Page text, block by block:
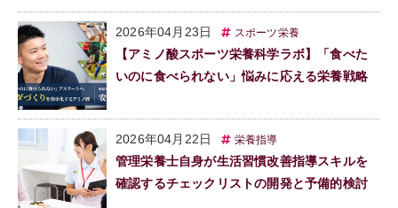
2026年04月23日 スポーツ栄養
【アミノ酸スポーツ栄養科学ラボ】「食べた
いのに食べられない」悩みに応える栄養戦略
2026年04月22日 栄養指導
管理栄養士自身が生活習慣改善指導スキルを
確認するチェックリストの開発と予備的検討